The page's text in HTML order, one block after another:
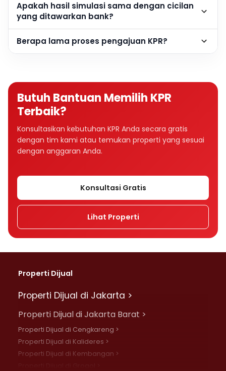
Apakah hasil simulasi sama dengan cicilan
yang ditawarkan bank?
Berapa lama proses pengajuan KPR?
Butuh Bantuan Memilih KPR
Terbaik?
Konsultasikan kebutuhan KPR Anda secara gratis
dengan tim kami atau temukan properti yang sesuai
dengan anggaran Anda.
Konsultasi Gratis
Lihat Properti
Properti Dijual
Properti Dijual di Jakarta >
Properti Dijual di Jakarta Barat >
Properti Dijual di Cengkareng >
Properti Dijual di Kalideres >
Properti Dijual di Kembangan >